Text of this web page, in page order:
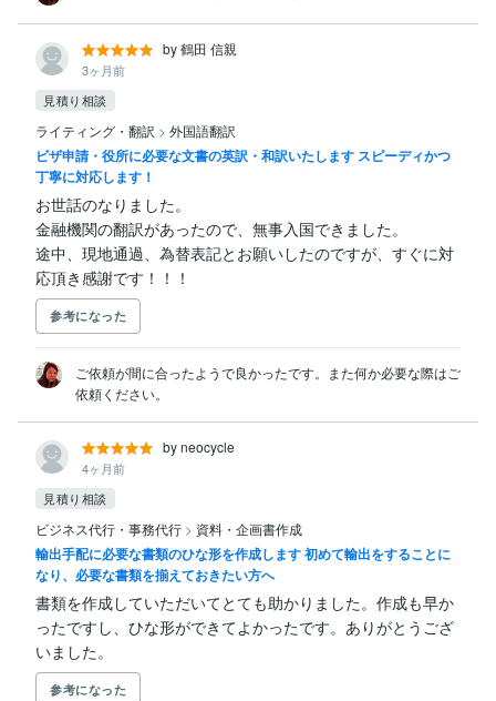
by 鶴田 信親
3ヶ月前
見積り相談
ライティング・翻訳 > 外国語翻訳
ビザ申請・役所に必要な文書の英訳・和訳いたします スピーディかつ
丁寧に対応します！
お世話のなりました。
金融機関の翻訳があったので、無事入国できました。
途中、現地通過、為替表記とお願いしたのですが、すぐに対
応頂き感謝です！！！
参考になった
ご依頼が間に合ったようで良かったです。また何か必要な際はご
依頼ください。
by neocycle
4ヶ月前
見積り相談
ビジネス代行・事務代行 > 資料・企画書作成
輸出手配に必要な書類のひな形を作成します 初めて輸出をすることに
なり、必要な書類を揃えておきたい方へ
書類を作成していただいてとても助かりました。作成も早か
ったですし、ひな形ができてよかったです。ありがとうござ
いました。
参考になった